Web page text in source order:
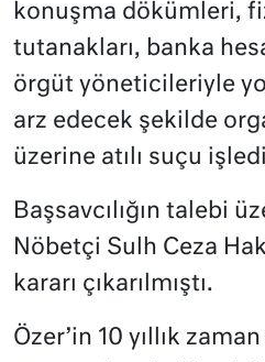
konuşma dökümleri,
tutanakları, banka
örgüt yöneticileriyle
arz edecek şekilde
üzerine atılı suçu
Başsavcılığın talebi
Nöbetçi Sulh Ceza
kararı çıkarılmıştı.
Özer’in 10 yıllık